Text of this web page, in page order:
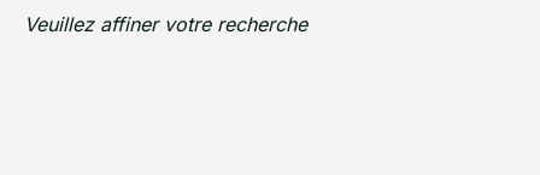
Veuillez affiner votre recherche